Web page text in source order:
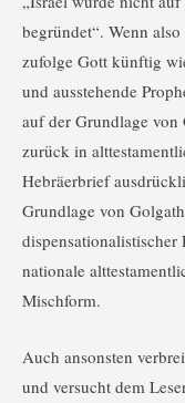
begründet“. Wenn
zufolge Gott künftig
und ausstehende
auf der Grundlage von
zurück in
Hebräerbrief
Grundlage von
nationale
Mischform.
Auch ansonsten
und versucht dem